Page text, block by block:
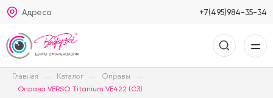
Адреса +7(495)984-35-34
Главная Каталог Оправы
Оправа VERSO Titanium VE422 (C3)